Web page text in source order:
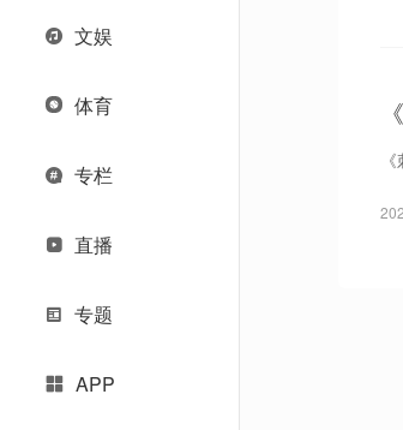
文娱
体育
专栏
直播
专题
APP
《